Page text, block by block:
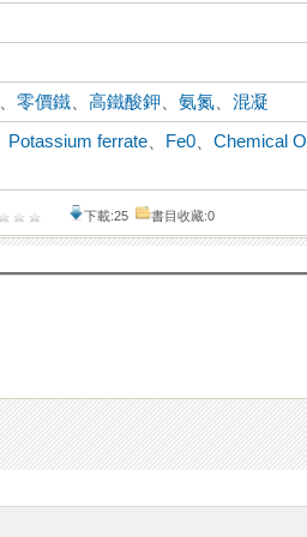
、零價鐵 、高鐵酸鉀 、氨氮 、混凝
Potassium ferrate Fe0 、Chemical
下載:25 書目收藏:0